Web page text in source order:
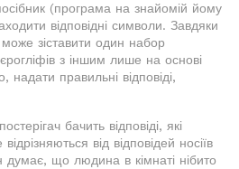
(програма на знайомій йому
відповідні символи. Завдяки
зіставити один набор
з іншим лише на основі
надати правильні відповіді,
бачить відповіді, які
від відповідей носіїв
думає, що людина в кімнаті нібито